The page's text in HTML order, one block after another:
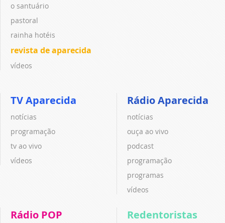
o santuário
pastoral
rainha hotéis
revista de aparecida
vídeos
TV Aparecida
notícias
programação
tv ao vivo
vídeos
Rádio Aparecida
notícias
ouça ao vivo
podcast
programação
programas
vídeos
Rádio POP Redentoristas